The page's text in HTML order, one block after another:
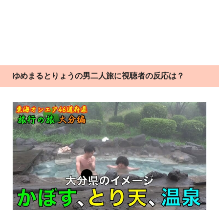
ゆめまるとりょうの男二人旅に視聴者の反応は？